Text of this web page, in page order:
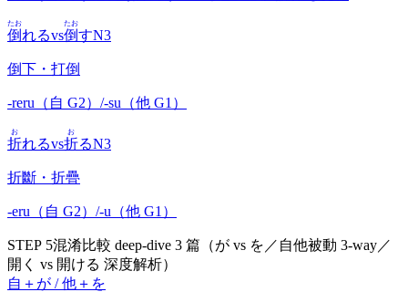
倒
たお
れるvs倒
たお
すN3
倒下・打倒
-reru（自 G2）/-su（他 G1）
折
お
れるvs折
お
るN3
折斷・折疊
-eru（自 G2）/-u（他 G1）
STEP 5混淆比較 deep-dive 3 篇（が vs を／自他被動 3-way／
開く vs 開ける 深度解析）
自＋が / 他＋を